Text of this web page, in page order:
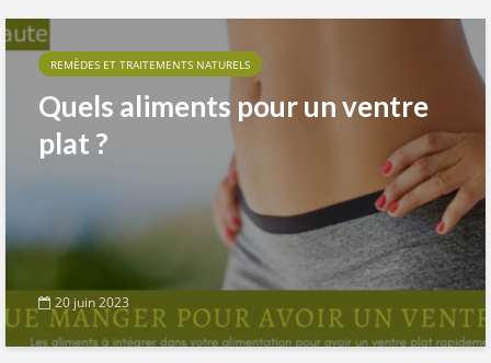
REMÈDES ET TRAITEMENTS NATURELS
Quels aliments pour un ventre
plat ?
20 juin 2023